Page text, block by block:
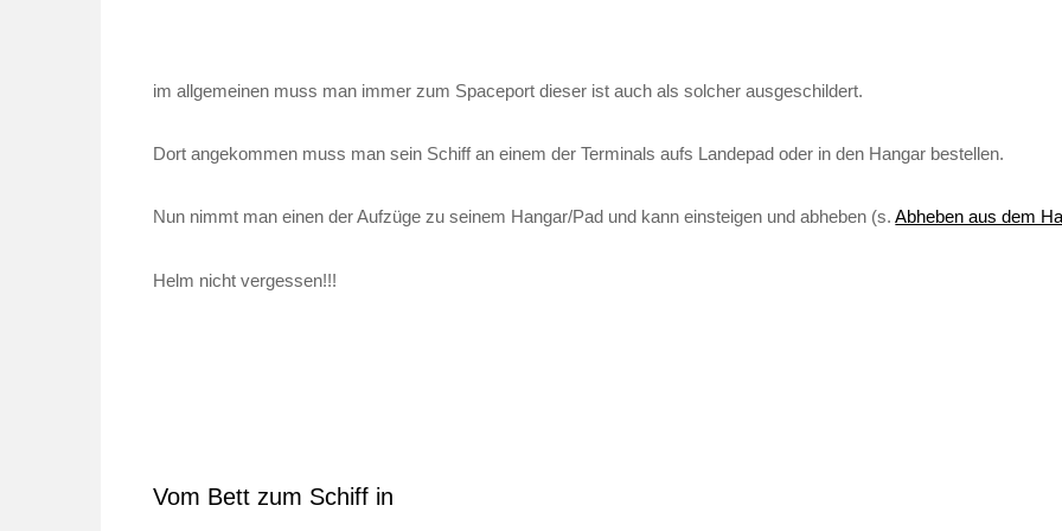
im allgemeinen muss man immer zum Spaceport dieser ist auch als solcher ausgeschildert.
Dort angekommen muss man sein Schiff an einem der Terminals aufs Landepad oder in den Hangar bestellen.
Nun nimmt man einen der Aufzüge zu seinem Hangar/Pad und kann einsteigen und abheben (s.Abheben aus dem
Helm nicht vergessen!!!
Vom Bett zum Schiff in